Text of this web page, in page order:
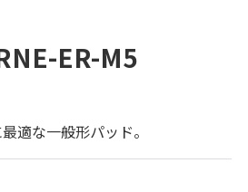
ER-M5
適な一般形パッド。